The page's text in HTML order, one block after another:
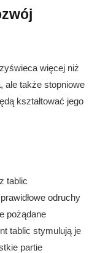
więcej niż
ale także stopniowe
kształtować jego
tablic
odruchy
pożądane
tablic stymulują je
partie